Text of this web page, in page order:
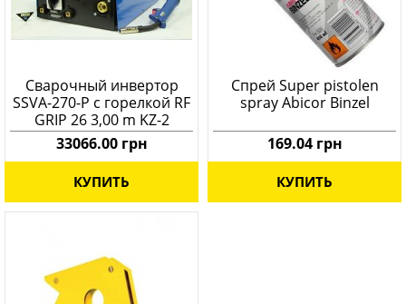
Сварочный инвертор
SSVA-270-P c горелкой RF
GRIP 26 3,00 m KZ-2
MIG/MAG
33066.00 грн
КУПИТЬ
Спрей Super pistolen
spray Abicor Binzel
169.04 грн
КУПИТЬ